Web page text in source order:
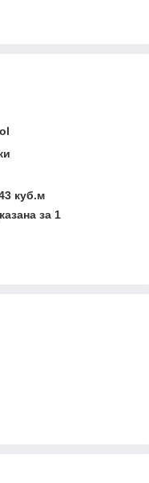
куб.м
за 1